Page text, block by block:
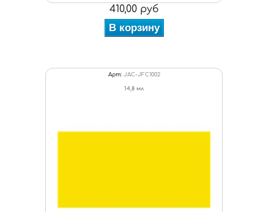
410,00 руб
В корзину
Арт: JAC-JFC1002
14,8 мл